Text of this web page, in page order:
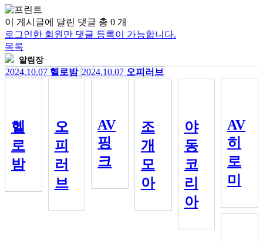
이 게시글에 달린 댓글 총 0 개
로그인한 회원만 댓글 등록이 가능합니다.
목록
알림장
2024.10.07 헬로밤 2024.10.07 오피러브
헬
로
밤
오
피
러
브
AV
핑
크
조
개
모
아
야
동
코
리
아
AV
히
로
미